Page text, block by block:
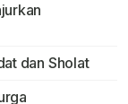
dan Sholat